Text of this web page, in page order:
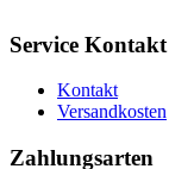
Service Kontakt
Kontakt
Versandkosten
Zahlungsarten